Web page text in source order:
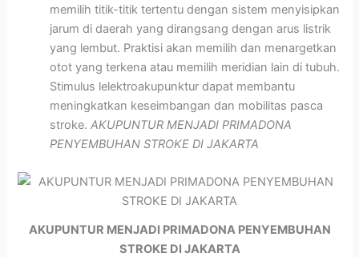
memilih titik-titik tertentu dengan sistem menyisipkan
jarum di daerah yang dirangsang dengan arus listrik
yang lembut. Praktisi akan memilih dan menargetkan
otot yang terkena atau memilih meridian lain di tubuh.
Stimulus lelektroakupunktur dapat membantu
meningkatkan keseimbangan dan mobilitas pasca
stroke.AKUPUNTUR MENJADI PRIMADONA
PENYEMBUHAN STROKE DI JAKARTA
AKUPUNTUR MENJADI PRIMADONA PENYEMBUHAN
STROKE DI JAKARTA